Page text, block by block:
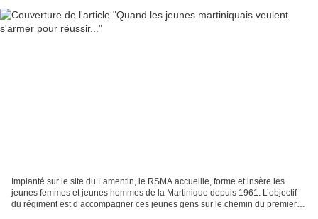
Implanté sur le site du Lamentin, le RSMA accueille, forme et insère les
jeunes femmes et jeunes hommes de la Martinique depuis 1961. L’objectif
du régiment est d’accompagner ces jeunes gens sur le chemin du premier